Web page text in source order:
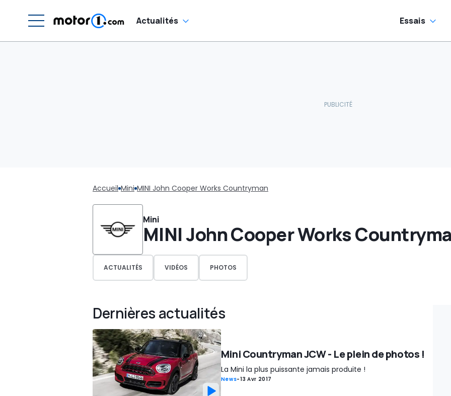
Actualités Essais
Accueil Mini MINI John Cooper Works Countryman
Mini
MINI John Cooper Works
ACTUALITÉS VIDÉOS PHOTOS
Dernières actualités
Mini Countryman JCW - Le plein de photos !
La Mini la plus puissante jamais produite !
News-13 Avr 2017